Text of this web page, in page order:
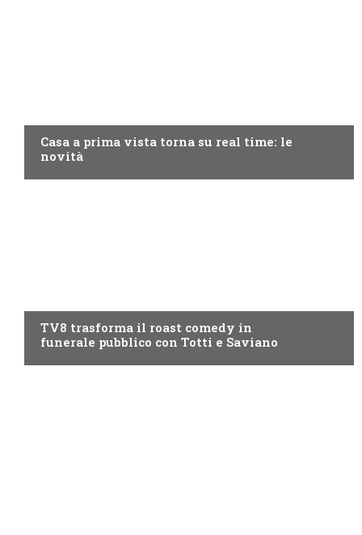
Casa a prima vista torna su real time: le
novità
TV8 trasforma il roast comedy in
funerale pubblico con Totti e Saviano